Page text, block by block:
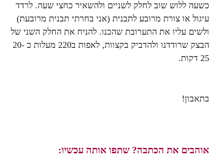
כשעה ללוש שוב לחלק לשניים ולהשאיר כחצי שעה. לרדד
עיגול או צורת מרובע לתבנית (אני בחרתי תבנית מרובעת)
ולשים עליו את התערובת שהכנו. להניח את החלק השני של
הבצק שרודדנו ולהדביק בקצוות, לאפות ב220 מעלות כ 20-
25 דקות.
בתאבון!
אוהבים את הכתבה? שתפו אותה עכשיו: